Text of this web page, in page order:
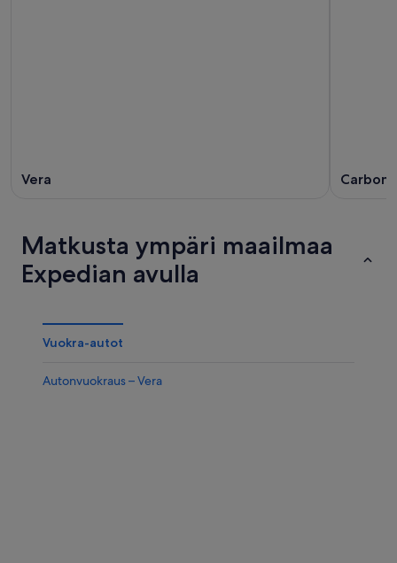
Vera
Matkusta ympäri maailmaa
Expedian avulla
Vuokra-autot
Autonvuokraus – Vera